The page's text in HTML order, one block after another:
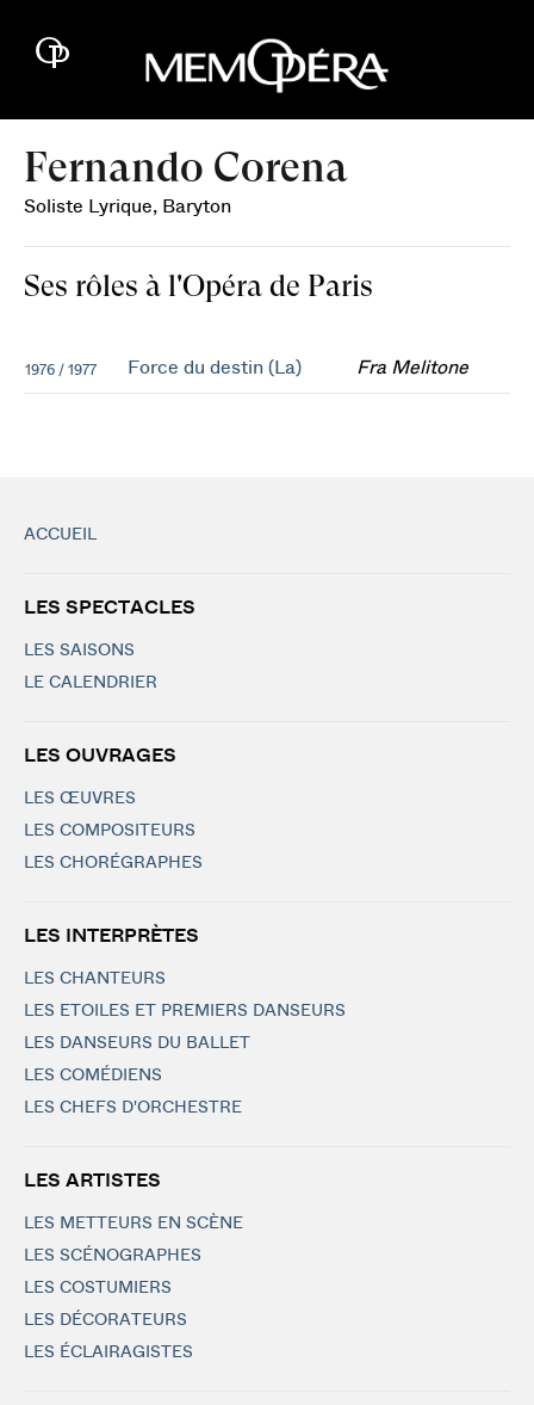
Fernando Corena
Soliste Lyrique, Baryton
Ses rôles à l'Opéra de Paris
1976 / 1977 Force du destin (La) Fra Melitone
ACCUEIL
LES SPECTACLES
LES SAISONS
LE CALENDRIER
LES OUVRAGES
LES ŒUVRES
LES COMPOSITEURS
LES CHORÉGRAPHES
LES INTERPRÈTES
LES CHANTEURS
LES ETOILES ET PREMIERS DANSEURS
LES DANSEURS DU BALLET
LES COMÉDIENS
LES CHEFS D'ORCHESTRE
LES ARTISTES
LES METTEURS EN SCÈNE
LES SCÉNOGRAPHES
LES COSTUMIERS
LES DÉCORATEURS
LES ÉCLAIRAGISTES